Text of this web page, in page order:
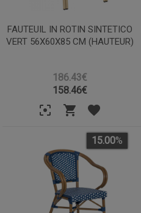
FAUTEUIL IN ROTIN SINTETICO
VERT 56X60X85 CM (HAUTEUR)
186.43€
158.46€
15.00%